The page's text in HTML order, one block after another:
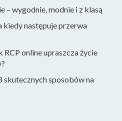
– wygodnie, modnie i z klasą
kiedy następuje przerwa
online upraszcza życie
skutecznych sposobów na